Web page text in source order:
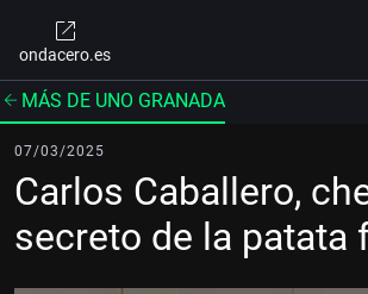
ondacero.es
MÁS DE UNO GRANADA
07/03/2025
Carlos Caballero,
secreto de la patata